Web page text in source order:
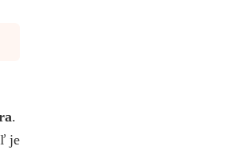
.
je